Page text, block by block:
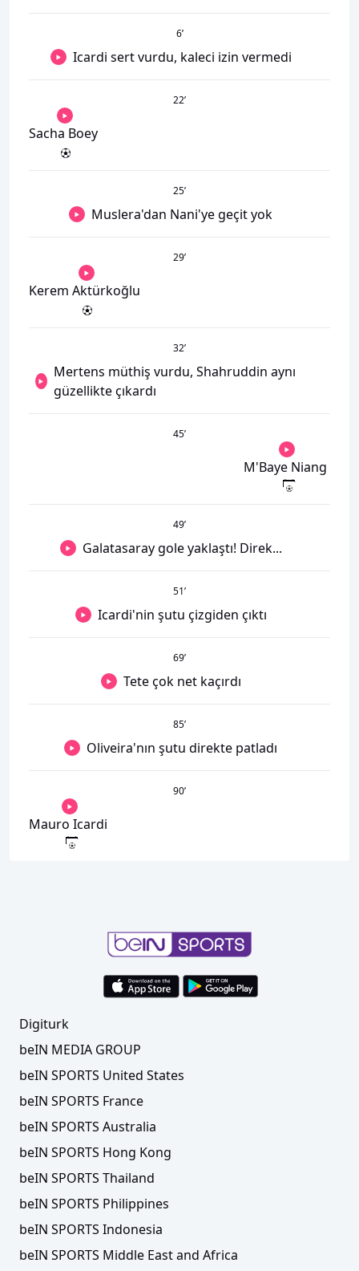
6’
Icardi sert vurdu, kaleci izin vermedi
22’
Sacha Boey
25’
Muslera'dan Nani'ye geçit yok
29’
Kerem Aktürkoğlu
32’
Mertens müthiş vurdu, Shahruddin aynı
güzellikte çıkardı
45’
M'Baye Niang
49’
Galatasaray gole yaklaştı! Direk...
51’
Icardi'nin şutu çizgiden çıktı
69’
Tete çok net kaçırdı
85’
Oliveira'nın şutu direkte patladı
90’
Mauro Icardi
Digiturk
beIN MEDIA GROUP
beIN SPORTS United States
beIN SPORTS France
beIN SPORTS Australia
beIN SPORTS Hong Kong
beIN SPORTS Thailand
beIN SPORTS Philippines
beIN SPORTS Indonesia
beIN SPORTS Middle East and Africa